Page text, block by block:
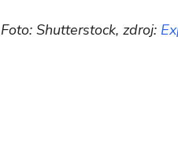
Foto: Shutterstock, zdroj: